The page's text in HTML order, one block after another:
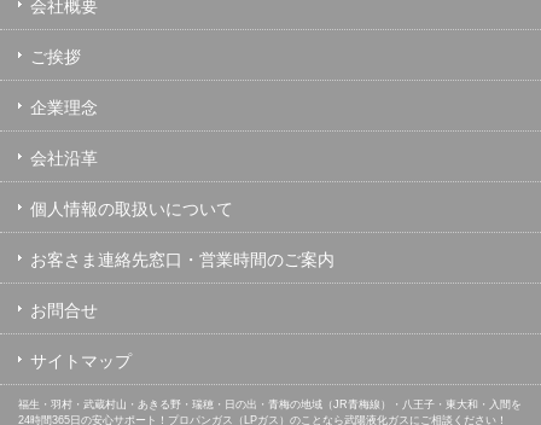
会社概要
ご挨拶
企業理念
会社沿革
個人情報の取扱いについて
お客さま連絡先窓口・営業時間のご案内
お問合せ
サイトマップ
福生・羽村・武蔵村山・あきる野・瑞穂・日の出・青梅の地域（JR青梅線）・八王子・東大和・入間を
24時間365日の安心サポート！プロパンガス（LPガス）のことなら武陽液化ガスにご相談ください！